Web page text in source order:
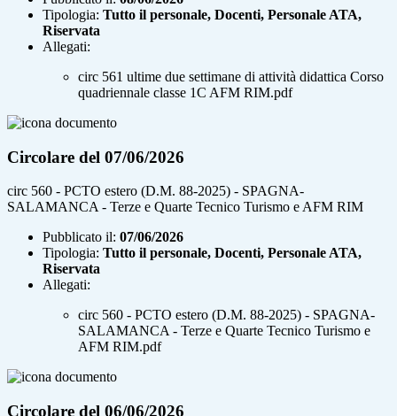
Tipologia: Tutto il personale, Docenti, Personale ATA,
Riservata
Allegati:
circ 561 ultime due settimane di attività didattica Corso
quadriennale classe 1C AFM RIM.pdf
Circolare del 07/06/2026
circ 560 - PCTO estero (D.M. 88-2025) - SPAGNA-
SALAMANCA - Terze e Quarte Tecnico Turismo e AFM RIM
Pubblicato il: 07/06/2026
Tipologia: Tutto il personale, Docenti, Personale ATA,
Riservata
Allegati:
circ 560 - PCTO estero (D.M. 88-2025) - SPAGNA-
SALAMANCA - Terze e Quarte Tecnico Turismo e
AFM RIM.pdf
Circolare del 06/06/2026